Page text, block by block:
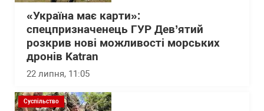
«Україна має карти»:
спецпризначенець ГУР Дев’ятий
розкрив нові можливості морських
дронів Katran
22 липня, 11:05
Суспільство